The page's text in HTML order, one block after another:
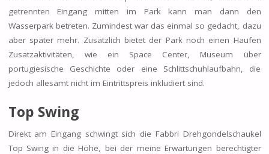
getrennten Eingang mitten im Park kann man dann den
Wasserpark betreten. Zumindest war das einmal so gedacht, dazu
aber später mehr. Zusätzlich bietet der Park noch einen Haufen
Zusatzaktivitäten, wie ein Space Center, Museum über
portugiesische Geschichte oder eine Schlittschuhlaufbahn, die
jedoch allesamt nicht im Eintrittspreis inkludiert sind.
Top Swing
Direkt am Eingang schwingt sich die Fabbri Drehgondelschaukel
Top Swing in die Höhe, bei der meine Erwartungen berechtigter